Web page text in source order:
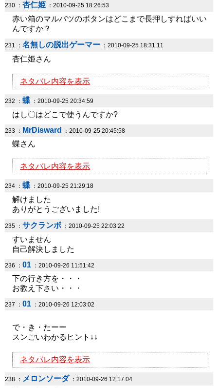
230 ： 杏仁姫 ：2010-09-25 18:26:53
赤い箱のマルバツのボタンはどこまで長押しすればいい
んですか？
231 ： 名無しの脱出ゲーマー ：2010-09-25 18:31:11
杏仁姫さん
ネタバレ内容を表示
232 ： 蝶 ：2010-09-25 20:34:59
はし〇はどこで使うんですか?
233 ： MrDisward ：2010-09-25 20:45:58
蝶さん
ネタバレ内容を表示
234 ： 蝶 ：2010-09-25 21:29:18
解けました
ありがとうございました!
235 ： サクランボ ：2010-09-25 22:03:22
すいません
自己解決しました
236 ： 01 ：2010-09-26 11:51:42
下の行き方を・・・
お教え下さい・・・
237 ： 01 ：2010-09-26 12:03:02
で・き・たーー
スンごいわかるヒント↓↓
ネタバレ内容を表示
238 ： メロンソーダ ：2010-09-26 12:17:04